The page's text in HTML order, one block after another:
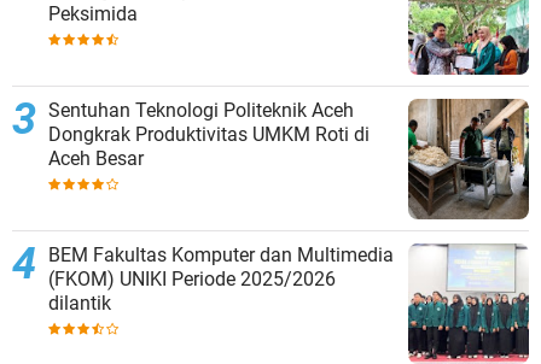
Peksimida
Sentuhan Teknologi Politeknik Aceh
Dongkrak Produktivitas UMKM Roti di
Aceh Besar
BEM Fakultas Komputer dan Multimedia
(FKOM) UNIKI Periode 2025/2026
dilantik